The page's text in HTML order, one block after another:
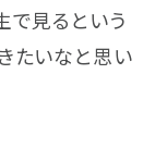
で見るという
たいなと思い